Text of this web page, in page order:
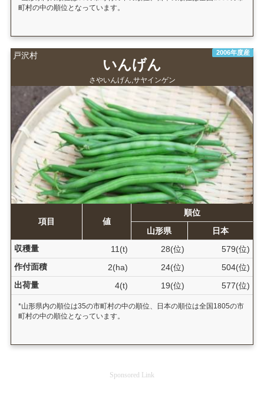
町村の中の順位となっています。
戸沢村 2006年度産
いんげん
さやいんげん,サヤインゲン
項目 値
順位
山形県
日本
収穫量
11(t) 28(位)
579(位)
作付面積
2(ha) 24(位)
504(位)
出荷量
4(t) 19(位) 577(位)
*山形県内の順位は35の市町村の中の順位、日本の順位は全国1805の市
町村の中の順位となっています。
Sponsored Link